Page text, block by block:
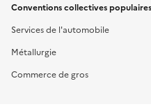
Conventions collectives populaires
Services de l'automobile
Métallurgie
Commerce de gros